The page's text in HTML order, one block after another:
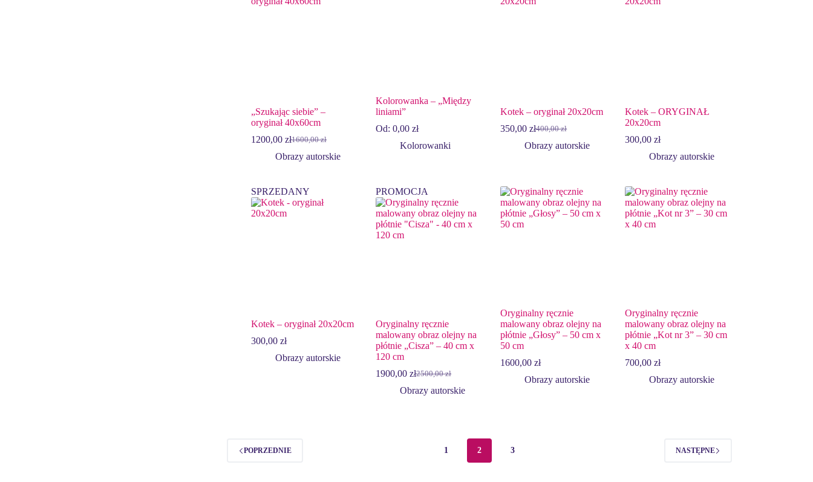
„Szukając siebie” –
oryginał 40x60cm
1600,00zł
Pierwotna
cena
1200,00 złAktualna
cena
Obrazy autorskie
Kolorowanka – „Między
liniami”
Od:0,00zł
Kolorowanki
Kotek – oryginał 20x20cm
400,00zł
Pierwotna
cena
350,00złAktualna
cena
Obrazy autorskie
Kotek – ORYGINAŁ
20x20cm
300,00zł
Obrazy autorskie
SPRZEDANY
Kotek – oryginał 20x20cm
300,00 zł
Obrazy autorskie
PROMOCJA
Oryginalny ręcznie
malowany obraz olejny na
płótnie „Cisza” – 40 cm x
120 cm
2500,00zł
Pierwotna
cena
1900,00złAktualna
cena
Obrazy autorskie
Oryginalny ręcznie
malowany obraz olejny na
płótnie „Głosy” – 50 cm x
50 cm
1600,00zł
Obrazy autorskie
Oryginalny ręcznie
malowany obraz olejny na
płótnie „Kot nr 3” – 30 cm
x 40 cm
700,00zł
Obrazy autorskie
POPRZEDNIE 1 2 3 NASTĘPNE